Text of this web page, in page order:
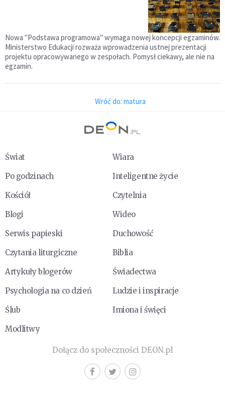
Nowa "Podstawa programowa" wymaga nowej koncepcji egzaminów.
Ministerstwo Edukacji rozważa wprowadzenia ustnej prezentacji
projektu opracowywanego w zespołach. Pomysł ciekawy, ale nie na
egzamin.
Wróć do: matura
Świat
Wiara
Po godzinach
Inteligentne życie
Kościół
Czytelnia
Blogi
Wideo
Serwis papieski
Duchowość
Czytania liturgiczne
Biblia
Artykuły blogerów
Świadectwa
Psychologia na co dzień
Ludzie i inspiracje
Ślub
Imiona i święci
Modlitwy
Dołącz do społeczności DEON.pl